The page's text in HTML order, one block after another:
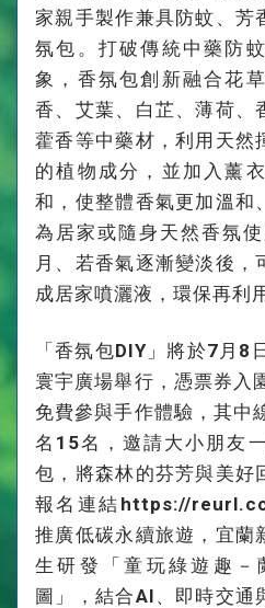
家親手製作兼具防蚊、芳
氛包。打破傳統中藥防
象，香氛包創新融合花
香、艾葉、白芷、薄荷、
藿香等中藥材，利用天然
的植物成分，並加入薰
和，使整體香氣更加溫和
為居家或隨身天然香氛
月、若香氣逐漸變淡後，
成居家噴灑液，環保再利
「香氛包DIY」將於7月8
寰宇廣場舉行，憑票券入
免費參與手作體驗，其中
名15名，邀請大小朋友
包，將森林的芬芳與美好
報名連結https://
推廣低碳永續旅遊，宜蘭
生研發「童玩綠遊趣－
圖」，結合AI、即時交通